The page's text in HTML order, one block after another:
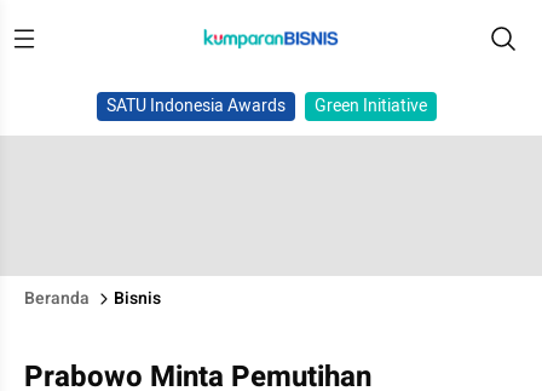
SATU Indonesia Awards Green Initiative
Beranda Bisnis
Prabowo Minta Pemutihan